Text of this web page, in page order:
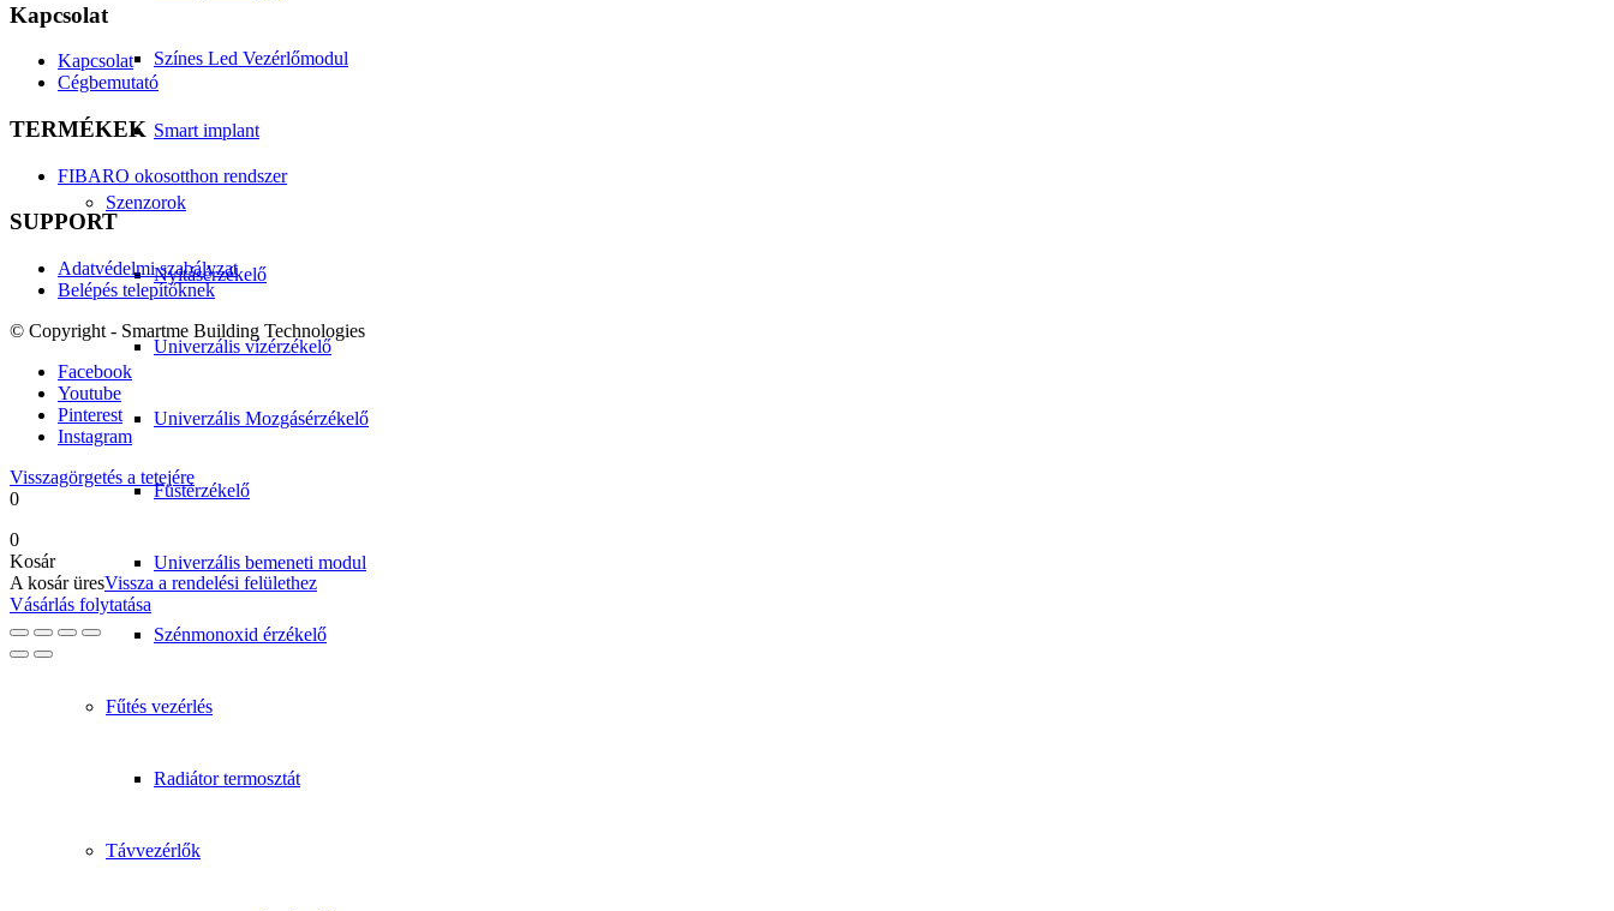
Színes Led Vezérlőmodul
Smart implant
Szenzorok
Nyitásérzékelő
Univerzális vízérzékelő
Univerzális Mozgásérzékelő
Füstérzékelő
Univerzális bemeneti modul
Szénmonoxid érzékelő
Fűtés vezérlés
Radiátor termosztát
Távvezérlők
Kapcsolat
Kapcsolat
Cégbemutató
TERMÉKEK
FIBARO okosotthon rendszer
SUPPORT
Adatvédelmi szabályzat
Belépés telepítőknek
© Copyright - Smartme Building Technologies
Facebook
Youtube
Pinterest
Instagram
Visszagörgetés a tetejére
0
0
Kosár
A kosár üresVissza a rendelési felülethez
Vásárlás folytatása